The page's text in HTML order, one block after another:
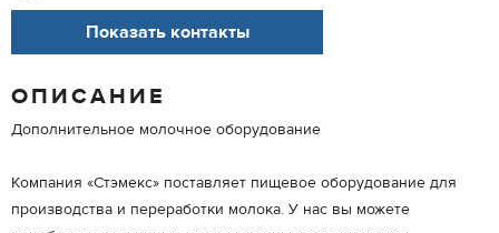
Показать контакты
ОПИСАНИЕ
Дополнительное молочное оборудование
Компания «Стэмекс» поставляет пищевое оборудование для
производства и переработки молока. У нас вы можете